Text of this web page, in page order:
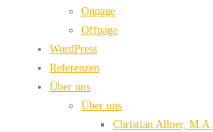
Onpage
Offpage
WordPress
Referenzen
Über uns
Über uns
Christian Allner, M.A.